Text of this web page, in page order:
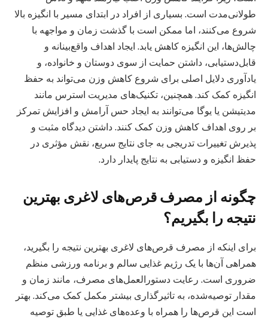
طولانی‌مدت است. بسیاری از افراد در ابتدای مسیر با انگیزه بالا
شروع می‌کنند، اما ممکن است با گذشت زمان و مواجهه با
چالش‌ها، این انگیزه کاهش یابد. ایجاد اهداف واقع‌بینانه و
قابل‌دستیابی، داشتن حمایت از سوی دوستان و خانواده، و
یادآوری دلایل اصلی برای شروع کاهش وزن می‌تواند به حفظ
انگیزه کمک کند. همچنین، تکنیک‌های مدیریت استرس مانند
مدیتیشن یا یوگا می‌توانند به ایجاد حس آرامش و افزایش تمرکز
بر روی اهداف کاهش وزن کمک کنند. داشتن دیدگاه مثبت و
پذیرش تغییرات تدریجی به جای نتایج سریع، نقش مؤثری در
حفظ انگیزه و دستیابی به نتایج پایدار دارد.
چگونه از مصرف قرص‌های لاغری بهترین
نتیجه را بگیریم؟
برای اینکه از مصرف قرص‌های لاغری بهترین نتیجه را بگیرید،
همراهی آن‌ها با یک رژیم غذایی سالم و برنامه ورزشی منظم
ضروری است. رعایت دستورالعمل‌های مصرف، مانند زمان و
مقدار توصیه‌شده، به تاثیرگذاری بیشتر مکمل کمک می‌کند. بهتر
است این قرص‌ها را همراه با وعده‌های غذایی یا طبق توصیه